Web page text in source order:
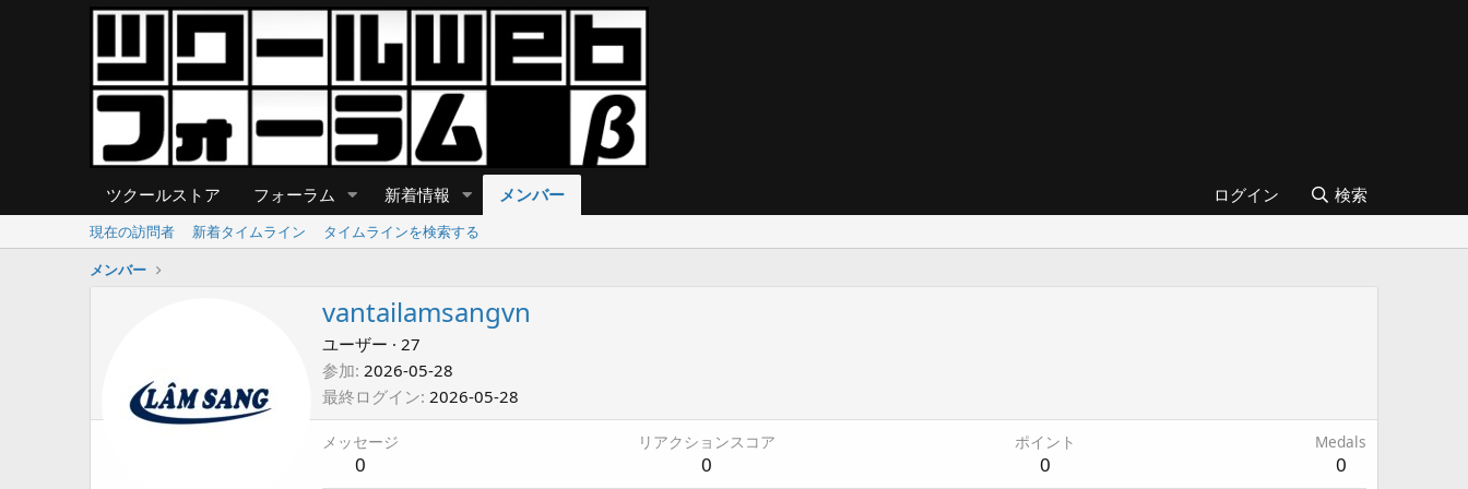
ツクールストア フォーラム 新着情報 メンバー ログイン 検索
現在の訪問者 新着タイムライン
タイムラインを検索する
メンバー
vantailamsangvn
ユーザー · 27
参加 2026-05-28
最終ログイン 2026-05-28
メッセージ
0
リアクションスコア
0
ポイント
0
Medals
0